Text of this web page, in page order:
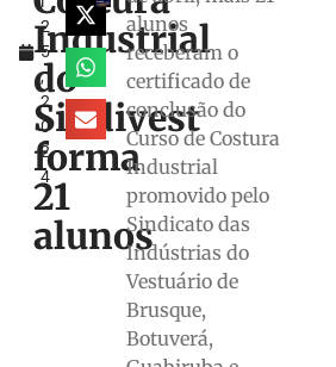
2
5
,
2
0
2
4
Industrial
do
Sindivest
forma
21
alunos
alunos
receberam o
certificado de
conclusão do
Curso de Costura
Industrial
promovido pelo
Sindicato das
Indústrias do
Vestuário de
Brusque,
Botuverá,